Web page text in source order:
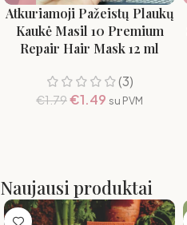
Atkuriamoji Pažeistų Plaukų
Kaukė Masil 10 Premium
Repair Hair Mask 12 ml
(3)
€1.79€1.49 su PVM
Naujausi produktai